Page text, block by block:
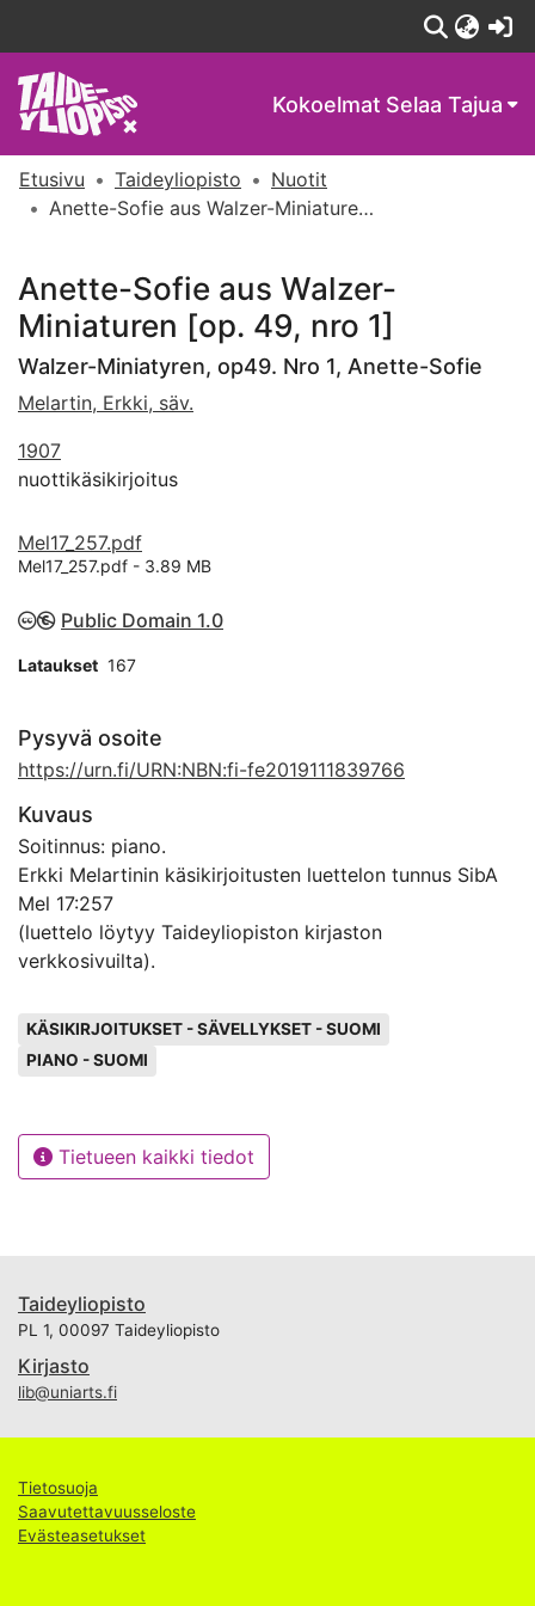
Kokoelmat Selaa Tajua
Etusivu Taideyliopisto
Nuotit
Anette-Sofie aus Walzer-Miniaturen [op. 49, nro 1]
Anette-Sofie aus Walzer-
Miniaturen [op. 49, nro 1]
Walzer-Miniatyren, op49. Nro 1, Anette-Sofie
Melartin, Erkki, säv.
1907
nuottikäsikirjoitus
Mel17_257.pdf
Mel17_257.pdf - 3.89 MB
Public Domain 1.0
Lataukset 167
Pysyvä osoite
https://urn.fi/URN:NBN:fi-fe2019111839766
Kuvaus
Soitinnus: piano.
Erkki Melartinin käsikirjoitusten luettelon tunnus SibA
Mel 17:257
(luettelo löytyy Taideyliopiston kirjaston
verkkosivuilta).
Avainsanat
KÄSIKIRJOITUKSET - SÄVELLYKSET - SUOMI
PIANO - SUOMI
Tietueen kaikki tiedot
Taideyliopisto
PL 1, 00097 Taideyliopisto
Kirjasto
lib@uniarts.fi
Tietosuoja
Saavutettavuusseloste
Evästeasetukset